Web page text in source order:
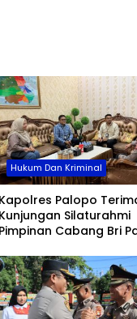
Hukum Dan Kriminal
Kapolres Palopo
Kunjungan Silaturahmi
Pimpinan Cabang Bri